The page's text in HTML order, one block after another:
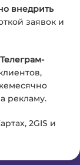
внедрить
заявок и
рекламу.
2GIS и